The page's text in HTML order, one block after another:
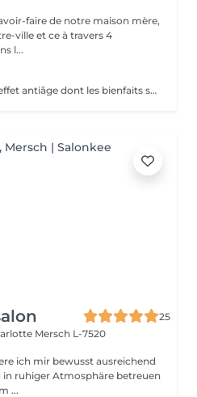
faire de notre maison mère,
ville et ce à travers 4
l...
La cryothérapie propose un effet antiâge dont les bienfaits sont particulièrement tangibles: Raffermissement des tissus Réduction des rides Effacement du double menton
25
Mersch L-7520
ich mir bewusst ausreichend
ruhiger Atmosphäre betreuen
...